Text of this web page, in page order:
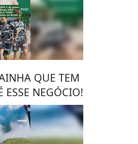
QUE TEM
ESSE NEGÓCIO!